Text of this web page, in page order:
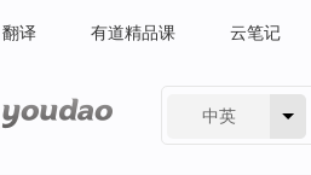
翻译 有道精品课 云笔记
中英